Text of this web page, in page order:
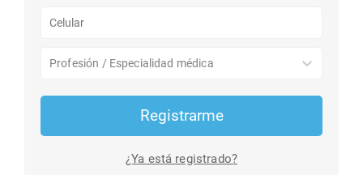
Profesión / Especialidad médica
Registrarme
¿Ya está registrado?